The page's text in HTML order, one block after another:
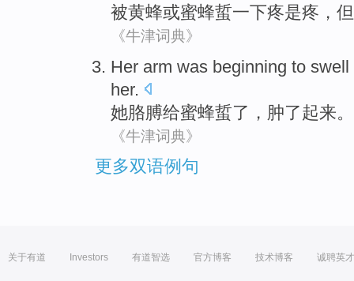
被黄蜂或蜜蜂蜇一下疼是疼 ， 但
《牛津词典》
Her arm was beginning to swell
her.
她胳膊给蜜蜂蜇了 ， 肿了起来。
《牛津词典》
更多双语例句
关于有道 Investors 有道智选 官方博客 技术博客 诚聘英才